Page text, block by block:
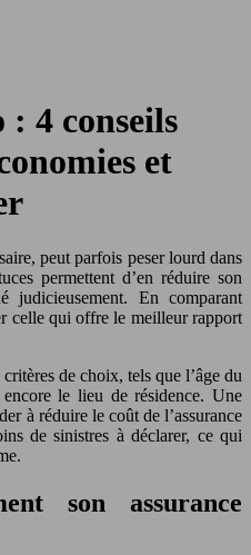
: 4 conseils
et
peut parfois peser lourd dans
permettent d’en réduire son
En comparant
celle qui offre le meilleur rapport
de choix, tels que l’âge du
le lieu de résidence. Une
à réduire le coût de l’assurance
de sinistres à déclarer, ce qui
son assurance